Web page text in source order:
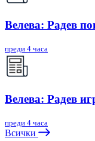
Велева: Радев
преди 4 часа
Велева: Радев
преди 4 часа
Всички